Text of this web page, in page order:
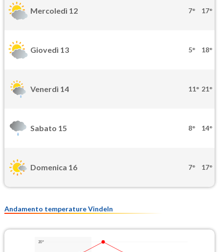
Mercoledì 12 7° 17°
Giovedì 13 5° 18°
Venerdì 14 11° 21°
Sabato 15 8° 14°
Domenica 16 7° 17°
Andamento temperature Vindeln
20°